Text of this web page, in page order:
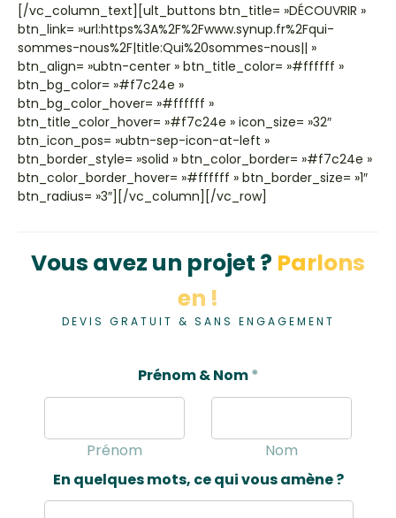
[/vc_column_text][ult_buttons btn_title= »DÉCOUVRIR »
btn_link= »url:https%3A%2F%2Fwww.synup.fr%2Fqui-
sommes-nous%2F|title:Qui%20sommes-nous|| »
btn_align= »ubtn-center » btn_title_color= »#ffffff »
btn_bg_color= »#f7c24e »
btn_bg_color_hover= »#ffffff »
btn_title_color_hover= »#f7c24e » icon_size= »32″
btn_icon_pos= »ubtn-sep-icon-at-left »
btn_border_style= »solid » btn_color_border= »#f7c24e »
btn_color_border_hover= »#ffffff » btn_border_size= »1″
btn_radius= »3″][/vc_column][/vc_row]
Vous avez un projet ? Parlons
en !
DEVIS GRATUIT & SANS ENGAGEMENT
*
Prénom & Nom*
Prénom
Nom
En quelques mots, ce qui vous amène ?